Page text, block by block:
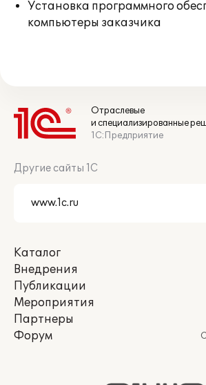
Установка программного
компьютеры заказчика
Отраслевые
и специализированные
1С:Предприятие
Другие сайты 1С
Каталог
Внедрения
Публикации
Мероприятия
Партнеры
Форум